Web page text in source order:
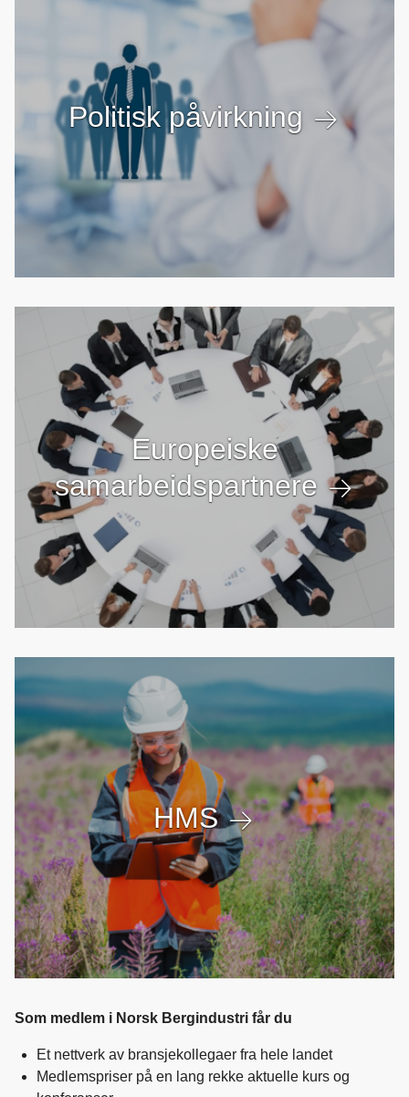
Politisk påvirkning
Europeiske
samarbeidspartnere
HMS
Som medlem i Norsk Bergindustri får du
Et nettverk av bransjekollegaer fra hele landet
Medlemspriser på en lang rekke aktuelle kurs og